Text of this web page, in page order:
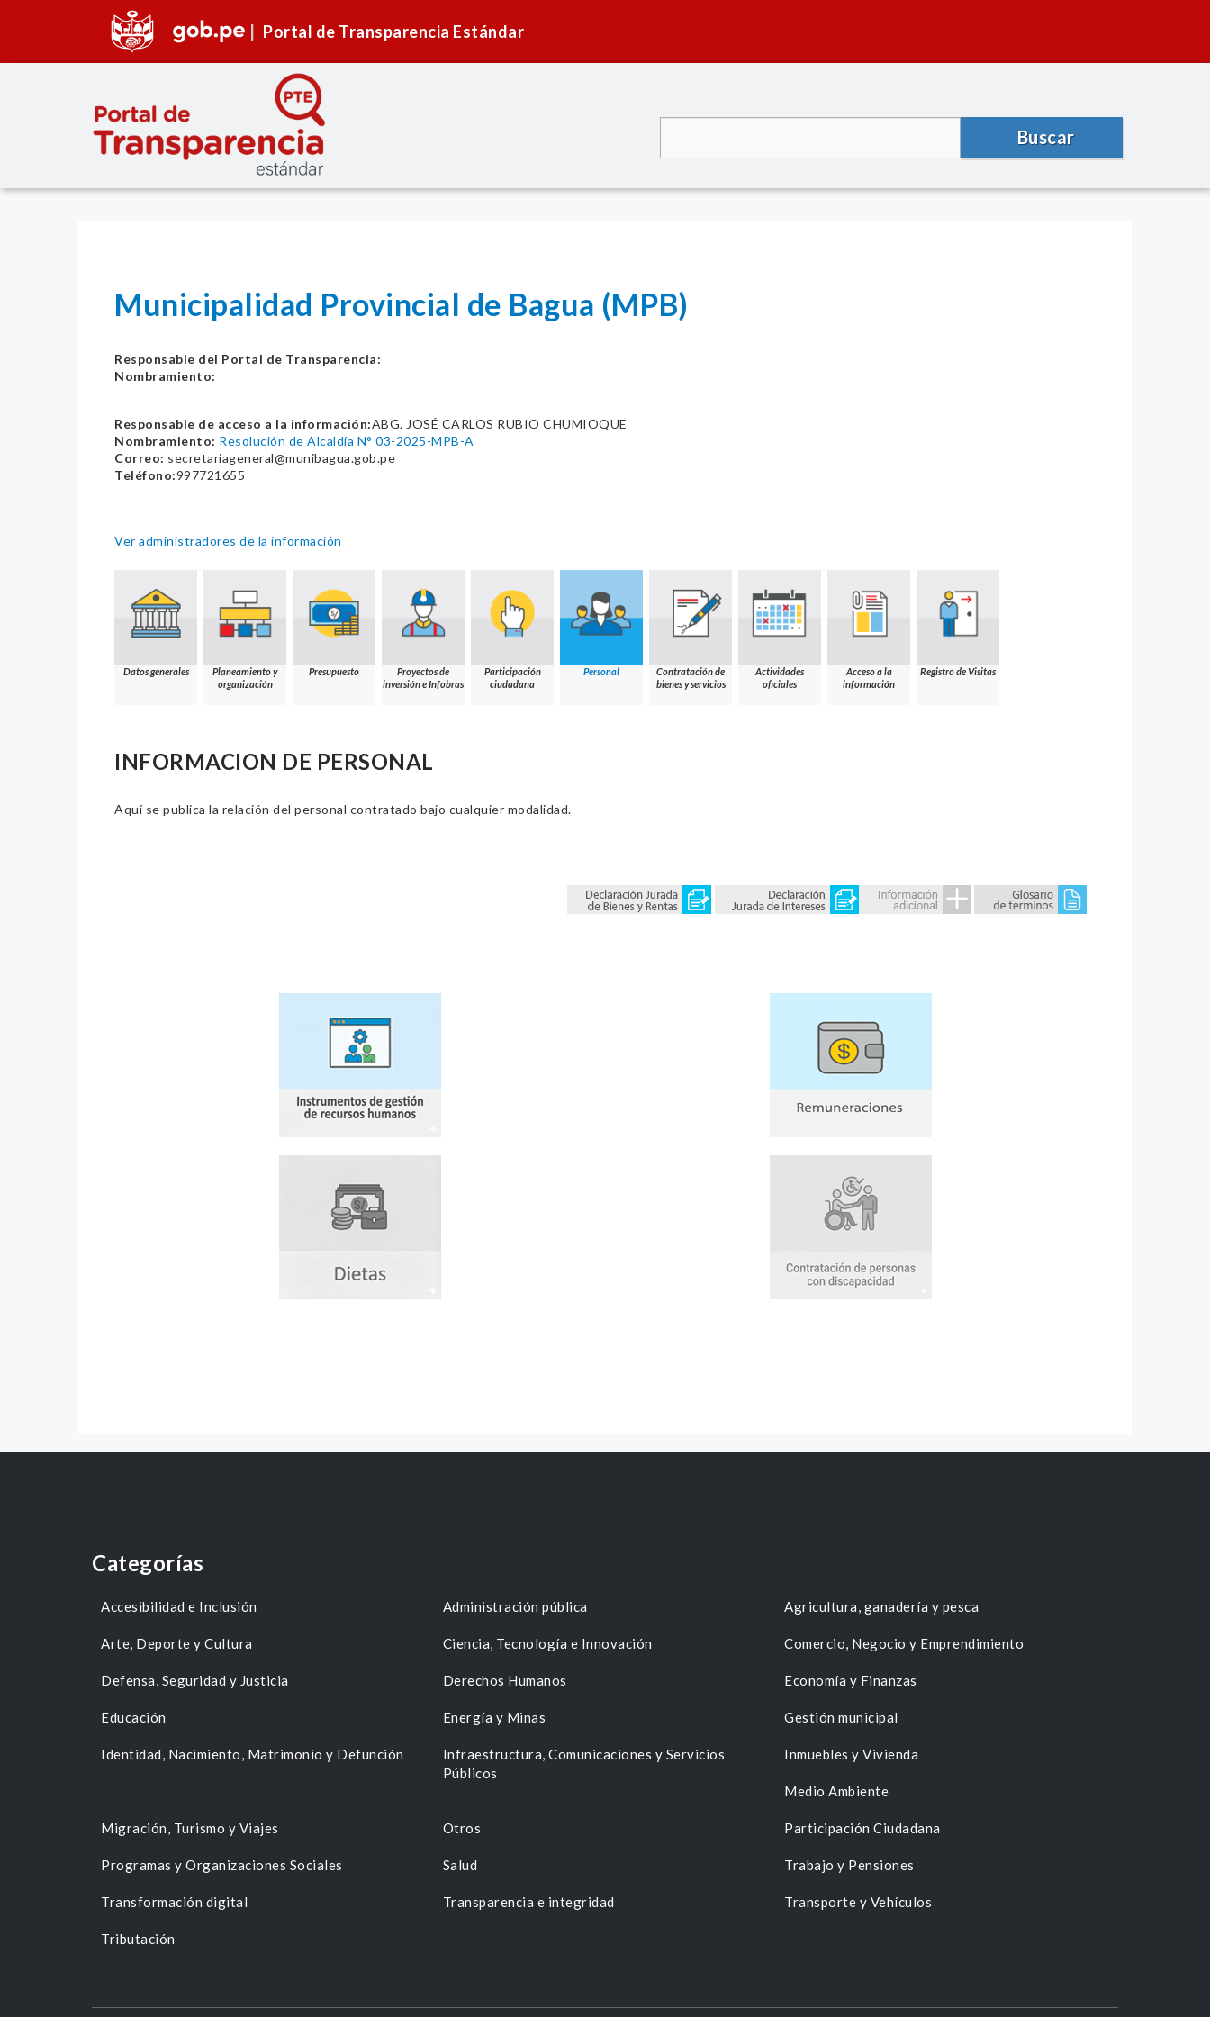
Portal de Transparencia Estándar
Buscar
Municipalidad Provincial de Bagua (MPB)
Responsable del Portal de Transparencia:
Nombramiento:
Responsable de acceso a la información:ABG. JOSÉ CARLOS RUBIO CHUMIOQUE
Nombramiento: Resolución de Alcaldía N° 03-2025-MPB-A
Correo: secretariageneral@munibagua.gob.pe
Teléfono:997721655
Ver administradores de la información
Datos generales
Planeamiento y
organización
Presupuesto
Proyectos de
inversión e Infobras
Participación
ciudadana
Personal
Contratación de
bienes y servicios
Actividades
oficiales
Acceso a la
información
Registro de Visitas
INFORMACION DE PERSONAL
Aquí se publica la relación del personal contratado bajo cualquier modalidad.
Categorías
Accesibilidad e Inclusión Administración pública Agricultura, ganadería y pesca
Arte, Deporte y Cultura Ciencia, Tecnología e Innovación Comercio, Negocio y Emprendimiento
Defensa, Seguridad y Justicia Derechos Humanos Economía y Finanzas
Educación Energía y Minas Gestión municipal
Identidad, Nacimiento, Matrimonio y Defunción
Infraestructura, Comunicaciones y Servicios
Públicos
Inmuebles y Vivienda
Medio Ambiente
Migración, Turismo y Viajes Otros Participación Ciudadana
Programas y Organizaciones Sociales Salud Trabajo y Pensiones
Transformación digital Transparencia e integridad Transporte y Vehículos
Tributación